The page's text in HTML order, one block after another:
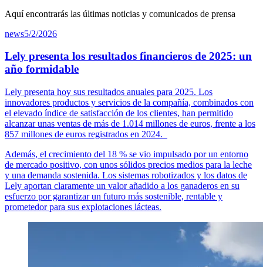
Aquí encontrarás las últimas noticias y comunicados de prensa
news5/2/2026
Lely presenta los resultados financieros de 2025: un
año formidable
Lely presenta hoy sus resultados anuales para 2025. Los
innovadores productos y servicios de la compañía, combinados con
el elevado índice de satisfacción de los clientes, han permitido
alcanzar unas ventas de más de 1.014 millones de euros, frente a los
857 millones de euros registrados en 2024.
Además, el crecimiento del 18 % se vio impulsado por un entorno
de mercado positivo, con unos sólidos precios medios para la leche
y una demanda sostenida. Los sistemas robotizados y los datos de
Lely aportan claramente un valor añadido a los ganaderos en su
esfuerzo por garantizar un futuro más sostenible, rentable y
prometedor para sus explotaciones lácteas.